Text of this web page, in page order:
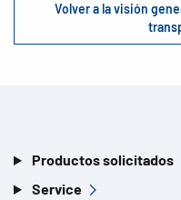
Volver a la visión
Productos solicitados
Service